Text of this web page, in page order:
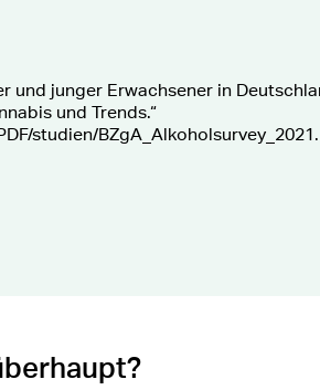
und junger Erwachsener in
und Trends.“
studien/